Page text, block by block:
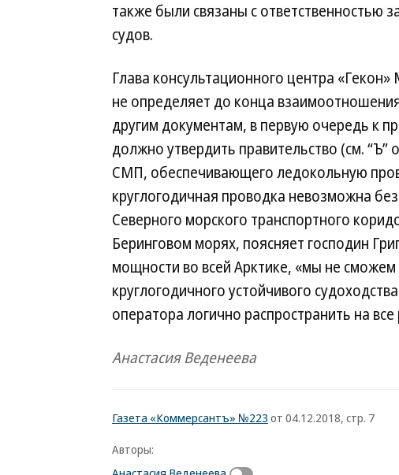
также были связаны с ответственностью
судов.
Глава консультационного центра
не определяет до конца
другим документам, в первую очередь к
должно утвердить правительство (см.
СМП, обеспечивающего ледокольную
круглогодичная проводка невозможна
Северного морского транспортного
Беринговом морях, поясняет господин
мощности во всей Арктике, «мы не
круглогодичного устойчивого
оператора логично распространить на
Анастасия Веденеева
Газета «Коммерсантъ» №223 от 04.12.2018, стр. 7
Авторы: